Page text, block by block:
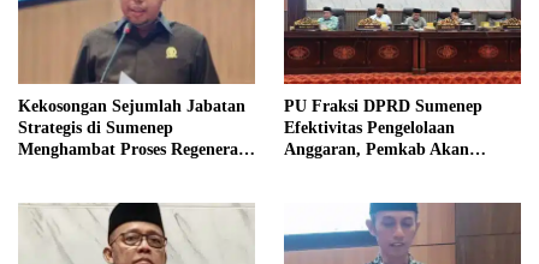
Kekosongan Sejumlah Jabatan
Strategis di Sumenep
Menghambat Proses Regenerasi
PU Fraksi DPRD Sumenep
Efektivitas Pengelolaan
Anggaran, Pemkab Akan